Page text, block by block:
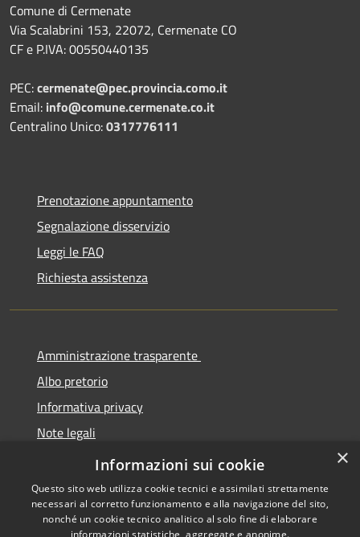
Comune di Cermenate
Via Scalabrini 153, 22072, Cermenate CO
CF e P.IVA: 00550440135
PEC:cermenate@pec.provincia.como.it
Email: info@comune.cermenate.co.it
Centralino Unico:0317776111
Prenotazione appuntamento
Segnalazione disservizio
Leggi le FAQ
Richiesta assistenza
Amministrazione trasparente
Albo pretorio
Informativa privacy
Note legali
Dichiarazione di accessibilità
×
Informazioni sui cookie
Questo sito web utilizza cookie tecnici e assimilati strettamente
necessari al corretto funzionamento e alla navigazione del sito,
nonché un cookie tecnico analitico al solo fine di elaborare
informazioni statistiche, aggregate e anonime.